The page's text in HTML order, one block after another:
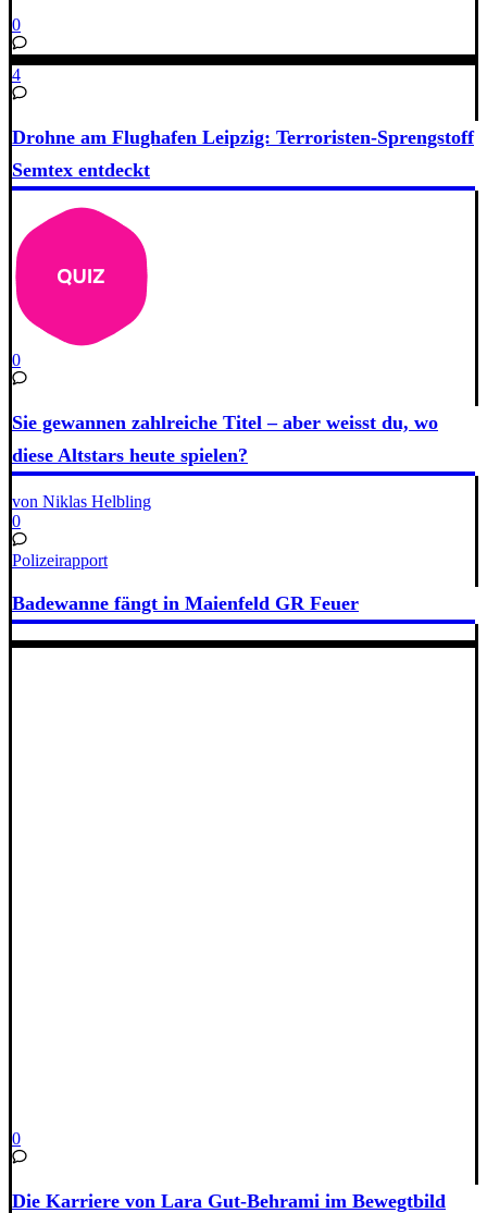
0
4
Drohne am Flughafen Leipzig: Terroristen-Sprengstoff
Semtex entdeckt
0
Sie gewannen zahlreiche Titel – aber weisst du, wo
diese Altstars heute spielen?
von Niklas Helbling
0
Polizeirapport
Badewanne fängt in Maienfeld GR Feuer
0
Die Karriere von Lara Gut-Behrami im Bewegtbild